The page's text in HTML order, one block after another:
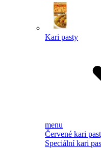
Kari pasty
menu
Červené kari
Speciální kari